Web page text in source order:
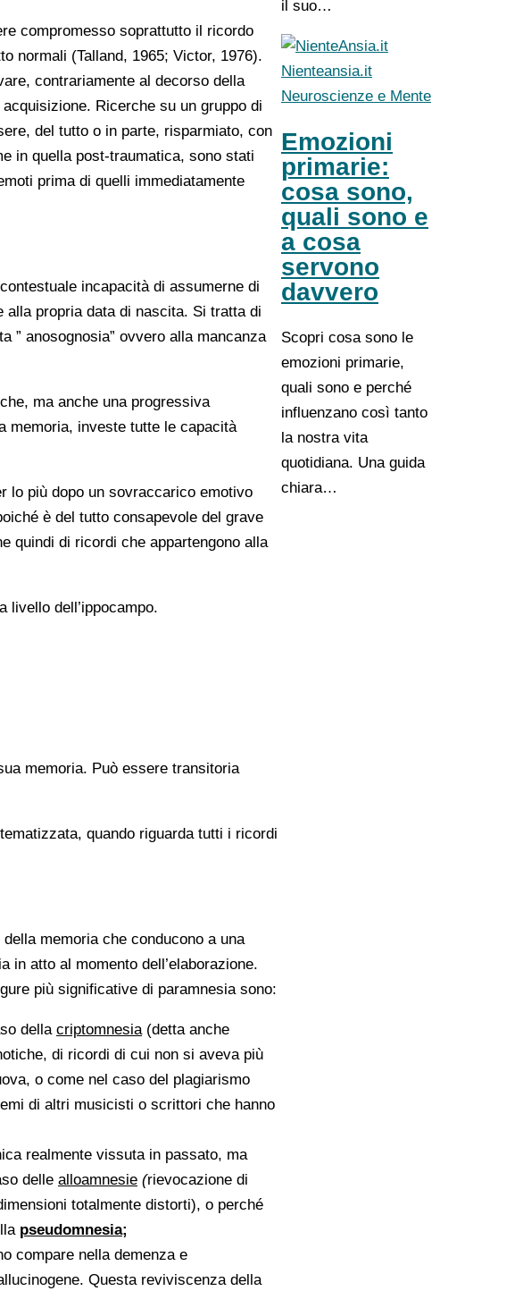
compromesso soprattutto il ricordo
normali (Talland, 1965; Victor, 1976).
contrariamente al decorso della
Ricerche su un gruppo di
del tutto o in parte, risparmiato, con
in quella post-traumatica, sono stati
prima di quelli immediatamente
incapacità di assumerne di
alla propria data di nascita. Si tratta di
” anosognosia” ovvero alla mancanza
ma anche una progressiva
memoria, investe tutte le capacità
lo più dopo un sovraccarico emotivo
è del tutto consapevole del grave
quindi di ricordi che appartengono alla
dell’ippocampo.
memoria. Può essere transitoria
quando riguarda tutti i ricordi
memoria che conducono a una
in atto al momento dell’elaborazione.
più significative di paramnesia sono:
della criptomnesia (detta anche
di ricordi di cui non si aveva più
o come nel caso del plagiarismo
di altri musicisti o scrittori che hanno
realmente vissuta in passato, ma
delle alloamnesie (rievocazione di
totalmente distorti), o perché
pseudomnesia;
compare nella demenza e
Questa reviviscenza della
il suo…
Nienteansia.it
Neuroscienze e Mente
Emozioni
primarie:
cosa sono,
quali sono e
a cosa
servono
davvero
Scopri cosa sono le
emozioni primarie,
quali sono e perché
influenzano così tanto
la nostra vita
quotidiana. Una guida
chiara…